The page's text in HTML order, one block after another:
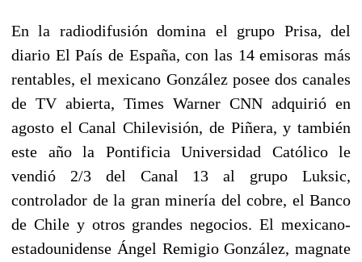
En la radiodifusión domina el grupo Prisa, del
diario El País de España, con las 14 emisoras más
rentables, el mexicano González posee dos canales
de TV abierta, Times Warner CNN adquirió en
agosto el Canal Chilevisión, de Piñera, y también
este año la Pontificia Universidad Católico le
vendió 2/3 del Canal 13 al grupo Luksic,
controlador de la gran minería del cobre, el Banco
de Chile y otros grandes negocios. El mexicano-
estadounidense Ángel Remigio González, magnate